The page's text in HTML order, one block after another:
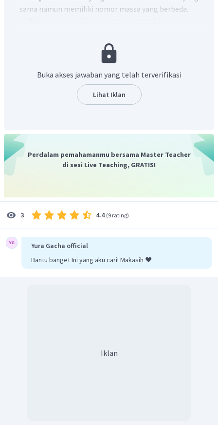
sama namun memiliki nomor massa yang berbeda.
atom-atom yang memiliki jumlah neutron
Pada atom A, nomor atom = 10 (jumlah proton) dan nomor
massanya = 22 (jumlah proton dan neutron). Sedangkan
Dilihat berdasarkan notasi atomnya, kedua atom tersebut
tidak isotop maupun isobar, namun isoton karena memiliki
jumlah neutron sama banyak.
Buka akses jawaban yang telah terverifikasi
Lihat Iklan
Perdalam pemahamanmu bersama Master Teacher
di sesi Live Teaching, GRATIS!
3 4.4 (9 rating)
Yura Gacha official
Bantu banget Ini yang aku cari! Makasih ❤️
Iklan